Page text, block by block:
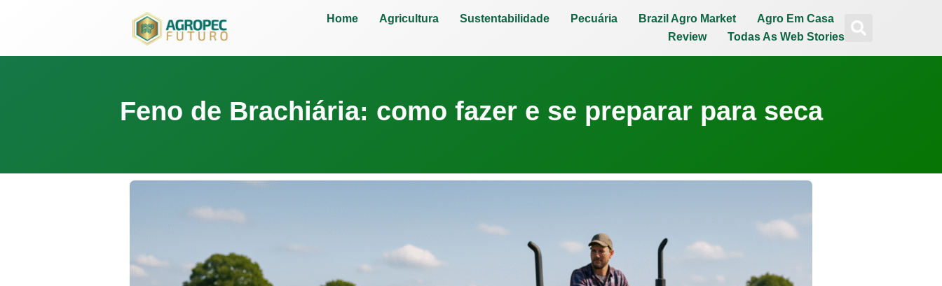
Home Agricultura Sustentabilidade Pecuária Brazil Agro Market
Agro Em Casa
Review
Todas As Web Stories
Feno de Brachiária: como fazer e se preparar para seca